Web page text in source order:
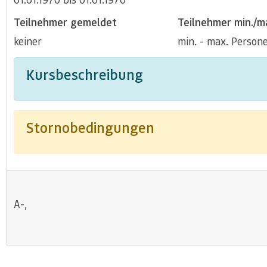
Teilnehmer gemeldet
keiner
Teilnehmer min./
min. - max.
Kursbeschreibung
Stornobedingungen
A-,